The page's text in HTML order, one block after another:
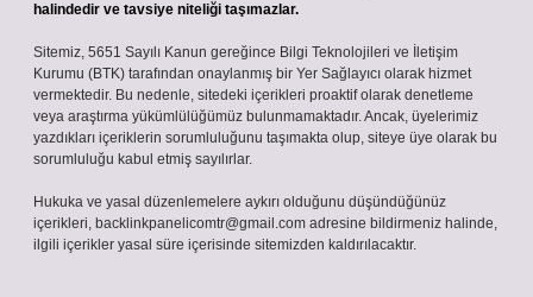
halindedir ve tavsiye niteliği taşımazlar.
Sitemiz, 5651 Sayılı Kanun gereğince Bilgi Teknolojileri ve İletişim
Kurumu (BTK) tarafından onaylanmış bir Yer Sağlayıcı olarak hizmet
vermektedir. Bu nedenle, sitedeki içerikleri proaktif olarak denetleme
veya araştırma yükümlülüğümüz bulunmamaktadır. Ancak, üyelerimiz
yazdıkları içeriklerin sorumluluğunu taşımakta olup, siteye üye olarak bu
sorumluluğu kabul etmiş sayılırlar.
Hukuka ve yasal düzenlemelere aykırı olduğunu düşündüğünüz
içerikleri, backlinkpanelicomtr@gmail.com adresine bildirmeniz halinde,
ilgili içerikler yasal süre içerisinde sitemizden kaldırılacaktır.